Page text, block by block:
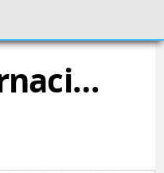
Internacional